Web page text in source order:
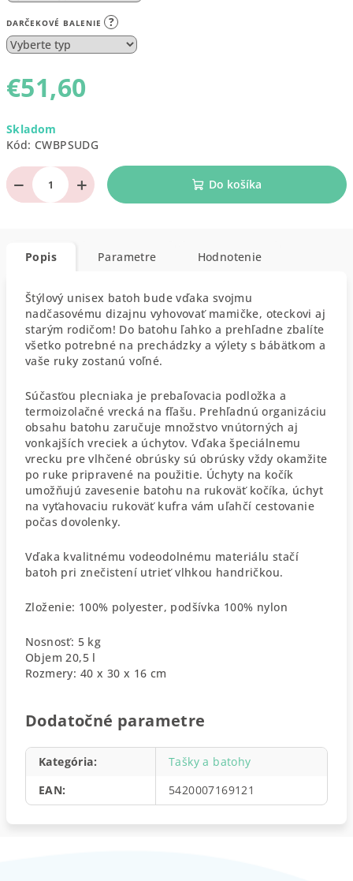
DARČEKOVÉ BALENIE ?
€51,60
cena:
Skladom
Kód: CWBPSUDG
+
− Do košíka
Popis Parametre Hodnotenie
Štýlový unisex batoh bude vďaka svojmu
nadčasovému dizajnu vyhovovať mamičke, oteckovi aj
starým rodičom! Do batohu ľahko a prehľadne zbalíte
všetko potrebné na prechádzky a výlety s bábätkom a
vaše ruky zostanú voľné.
Súčasťou plecniaka je prebaľovacia podložka a
termoizolačné vrecká na fľašu. Prehľadnú organizáciu
obsahu batohu zaručuje množstvo vnútorných aj
vonkajších vreciek a úchytov. Vďaka špeciálnemu
vrecku pre vlhčené obrúsky sú obrúsky vždy okamžite
po ruke pripravené na použitie. Úchyty na kočík
umožňujú zavesenie batohu na rukoväť kočíka, úchyt
na vyťahovaciu rukoväť kufra vám uľahčí cestovanie
počas dovolenky.
Vďaka kvalitnému vodeodolnému materiálu stačí
batoh pri znečistení utrieť vlhkou handričkou.
Zloženie: 100% polyester, podšívka 100% nylon
Nosnosť: 5 kg
Objem 20,5 l
Rozmery: 40 x 30 x 16 cm
Dodatočné parametre
Kategória:
Tašky a batohy
EAN: 5420007169121